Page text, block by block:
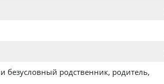
безусловный родственник, родитель,